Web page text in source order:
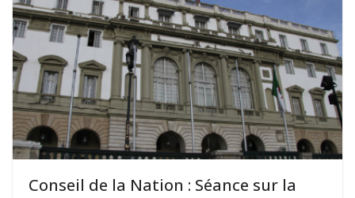
Conseil de la Nation : Séance sur la